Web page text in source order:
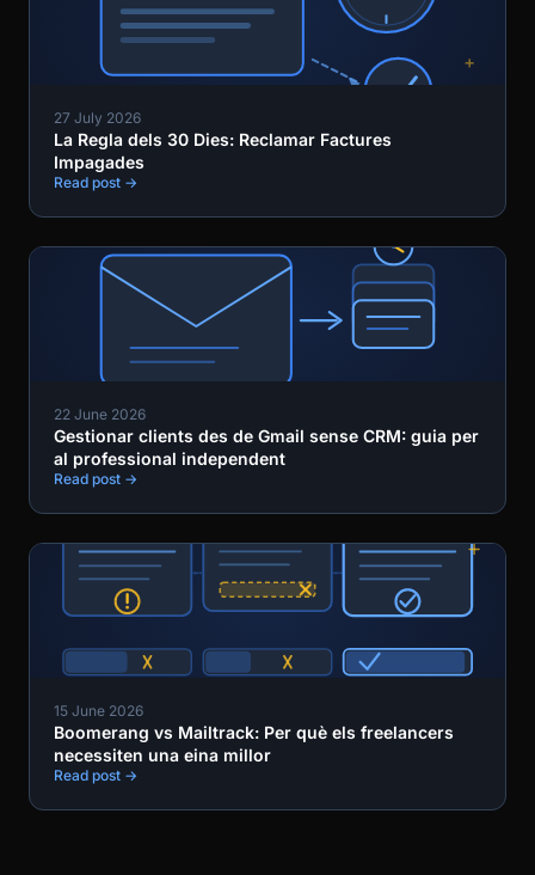
27 July 2026
La Regla dels 30 Dies: Reclamar Factures
Impagades
Read post →
22 June 2026
Gestionar clients des de Gmail sense CRM: guia per
al professional independent
Read post →
15 June 2026
Boomerang vs Mailtrack: Per què els freelancers
necessiten una eina millor
Read post →